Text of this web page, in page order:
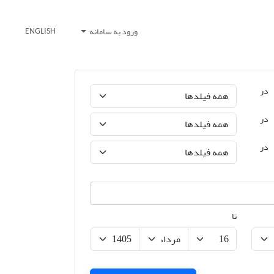
ورود به سامانه ENGLISH
در
در
در
تا